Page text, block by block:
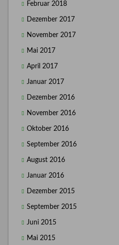
Februar 2018
Dezember 2017
November 2017
Mai 2017
April 2017
Januar 2017
Dezember 2016
November 2016
Oktober 2016
September 2016
August 2016
Januar 2016
Dezember 2015
September 2015
Juni 2015
Mai 2015